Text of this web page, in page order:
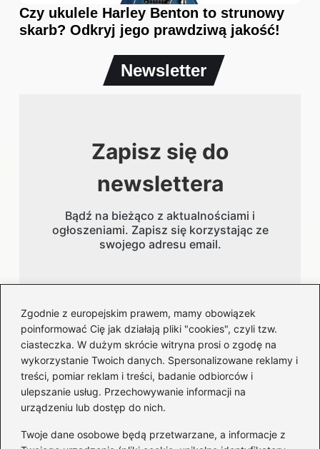
Zgodnie z europejskim prawem, mamy obowiązek
poinformować Cię jak działają pliki "cookies", czyli tzw.
ciasteczka. W dużym skrócie witryna prosi o zgodę na
wykorzystanie Twoich danych. Spersonalizowane reklamy i
treści, pomiar reklam i treści, badanie odbiorców i
ulepszanie usług. Przechowywanie informacji na
urządzeniu lub dostęp do nich.
Twoje dane osobowe będą przetwarzane, a informacje z
Czy ukulele Harley Benton to strunowy
skarb? Odkryj jego prawdziwą jakość!
Newsletter
Zapisz się do
newslettera
Bądź na bieżąco z aktualnościami i
ogłoszeniami. Zapisz się korzystając ze
swojego adresu email.
Adres email
Kategorie